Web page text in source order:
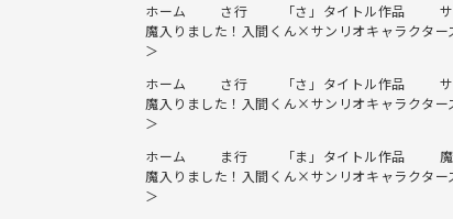
ホーム
さ行 「さ」タイトル作品
魔入りました！入間くん×サンリオキャラクタ
＞
ホーム
さ行 「さ」タイトル作品
魔入りました！入間くん×サンリオキャラクタ
＞
ホーム
ま行 「ま」タイトル作品
魔入りました！入間くん×サンリオキャラクタ
＞